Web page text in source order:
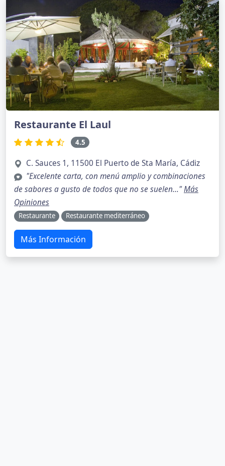
Restaurante El Laul
4.5
C. Sauces 1, 11500 El Puerto de Sta María, Cádiz
"Excelente carta, con menú amplio y combinaciones
de sabores a gusto de todos que no se suelen..."Más
Opiniones
Restaurante Restaurante mediterráneo
Más Información